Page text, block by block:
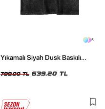
5
Yıkamalı Siyah Dusk Baskılı
799,00 TL 639,20 TL